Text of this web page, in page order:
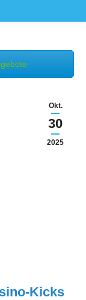
Okt.
30
2025
Kicks